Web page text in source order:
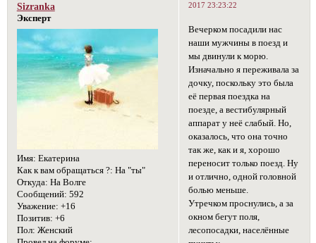
2017 23:23:22
Sizranka
Эксперт
Имя: Екатерина
Как к вам обращаться ?: На "ты"
Откуда: На Волге
Сообщений: 592
Уважение: +16
Позитив: +6
Пол: Женский
Вечерком посадили нас
наши мужчины в поезд и
мы двинули к морю.
Изначально я переживала за
дочку, поскольку это была
её первая поездка на
поезде, а вестибулярный
аппарат у неё слабый. Но,
оказалось, что она точно
так же, как и я, хорошо
переносит только поезд. Ну
и отлично, одной головной
болью меньше.
Утречком проснулись, а за
окном бегут поля,
лесопосадки, населённые